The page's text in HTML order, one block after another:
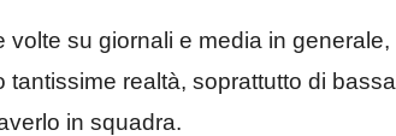
volte su giornali e media in generale,
realtà, soprattutto di bassa
in squadra.